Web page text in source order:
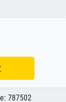
787502